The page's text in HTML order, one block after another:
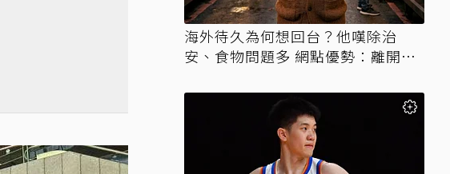
海外待久為何想回台？他嘆除治
安、食物問題多 網點優勢：離開才